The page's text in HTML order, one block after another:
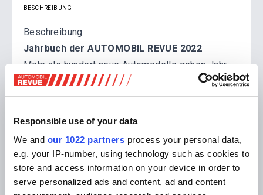
Responsible use of your data
We and our 1022 partners process your personal data,
e.g. your IP-number, using technology such as cookies to
store and access information on your device in order to
serve personalized ads and content, ad and content
BESCHREIBUNG
Beschreibung
Jahrbuch der AUTOMOBIL REVUE 2022
Mehr als hundert neue Automodelle gehen Jahr
für Jahr durch die Hände unserer Fachredaktion.
Jedes Auto wird einem aufwändigen
Modell ein fundierter Testbericht. Diese stellen
seit der Gründung im Jahr 1906 das Kernelement
unserer Zeitung dar. Genau 106 Testberichte